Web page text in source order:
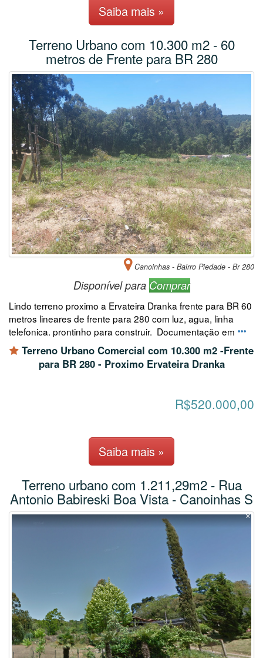
Saiba mais »
Terreno Urbano com 10.300 m2 - 60
metros de Frente para BR 280
Canoinhas - Bairro Piedade - Br 280
Disponível para Comprar
Lindo terreno proximo a Ervateira Dranka frente para BR 60
metros lineares de frente para 280 com luz, agua, linha
telefonica. prontinho para construir. Documentação em
Terreno Urbano Comercial com 10.300 m2 -Frente
para BR 280 - Proximo Ervateira Dranka
R$520.000,00
Saiba mais »
Terreno urbano com 1.211,29m2 - Rua
Antonio Babireski Boa Vista - Canoinhas S